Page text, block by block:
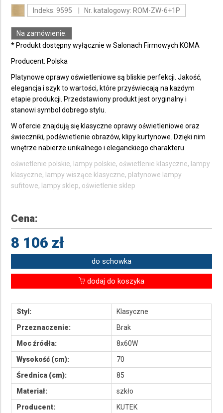
Indeks: 9595 | Nr. katalogowy: ROM-ZW-6+1P
Na zamówienie.
* Produkt dostępny wyłącznie w Salonach Firmowych KOMA
Producent: Polska
Platynowe oprawy oświetleniowe są bliskie perfekcji. Jakość,
elegancja i szyk to wartości, które przyświecają na każdym
etapie produkcji. Przedstawiony produkt jest oryginalny i
stanowi symbol dobrego stylu.
W ofercie znajdują się klasyczne oprawy oświetleniowe oraz
świeczniki, podświetlenie obrazów, klipy kurtynowe. Dzięki nim
wnętrze nabierze unikalnego i eleganckiego charakteru.
oświetlenie polskie, lampy polskie, oświetlenie klasyczne, lampy
klasyczne, lampy wiszące klasyczne, platynowe lampy
sufitowe, lampy sklep, oświetlenie sklep
Cena:
8 106 zł
do schowka
dodaj do koszyka
Styl:
Klasyczne
Przeznaczenie:
Brak
Moc źródła:
8x60W
Wysokość (cm):
70
Średnica (cm):
85
Materiał:
szkło
Producent:
KUTEK